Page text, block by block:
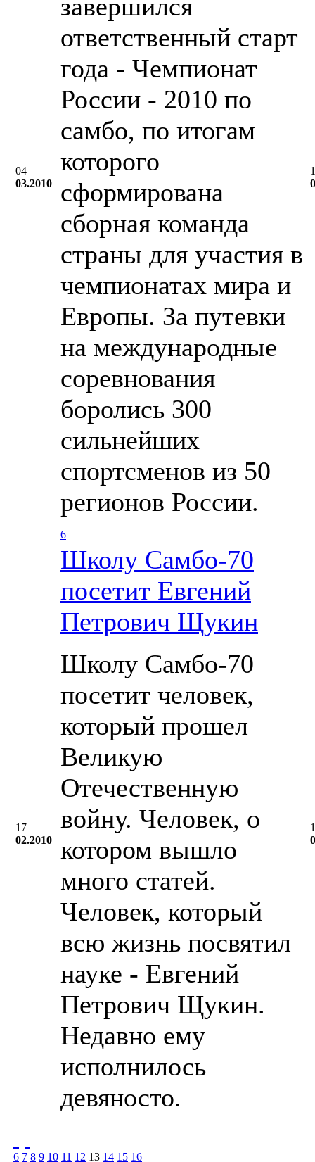
04
03.2010
завершился
ответственный старт
года - Чемпионат
России - 2010 по
самбо, по итогам
которого
сформирована
сборная команда
страны для участия в
чемпионатах мира и
Европы. За путевки
на международные
соревнования
боролись 300
сильнейших
спортсменов из 50
регионов России.
6
17
02.2010
Школу Cамбо-70
посетит Евгений
Петрович Щукин
Школу Cамбо-70
посетит человек,
который прошел
Великую
Отечественную
войну. Человек, о
котором вышло
много статей.
Человек, который
всю жизнь посвятил
науке - Евгений
Петрович Щукин.
Недавно ему
исполнилось
девяносто.
6 7 8 9 10 11 12 13 14 15 16